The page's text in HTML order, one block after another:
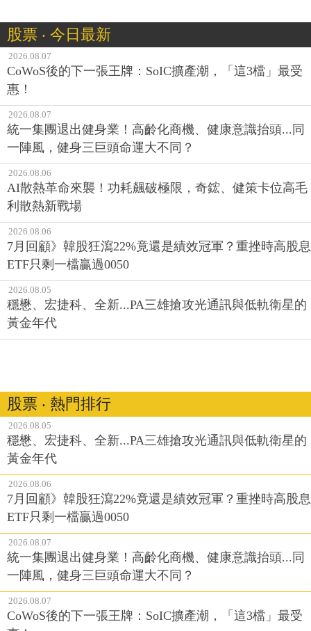
股票 ‧ 今日最新
2026.08.07
CoWoS後的下一張王牌：SoIC擴產潮，「這3檔」最受
惠！
2026.08.07
統一集團退出健身業！高齡化商機、健康意識抬頭...同
一陣風，健身三巨頭命運大不同？
2026.08.06
AI散熱革命來襲！功耗飆破極限，奇鋐、健策卡位高毛
利散熱新戰場
2026.08.06
7月回顧》韓股狂瀉22%竟還是績效冠軍？重挫時高股息
ETF只剩一檔贏過0050
2026.08.05
穩懋、宏捷科、全新...PA三雄搶攻光通訊與低軌衛星的
黃金年代
股票 ‧ 熱門排行
2026.08.05
穩懋、宏捷科、全新...PA三雄搶攻光通訊與低軌衛星的
黃金年代
2026.08.06
7月回顧》韓股狂瀉22%竟還是績效冠軍？重挫時高股息
ETF只剩一檔贏過0050
2026.08.07
統一集團退出健身業！高齡化商機、健康意識抬頭...同
一陣風，健身三巨頭命運大不同？
2026.08.07
CoWoS後的下一張王牌：SoIC擴產潮，「這3檔」最受